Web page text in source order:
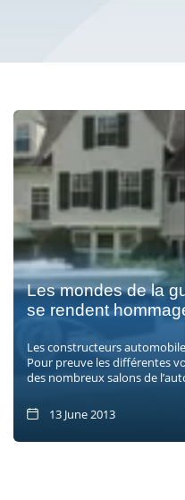
Les mondes de la
se rendent
Les constructeurs
Pour preuve les différentes
des nombreux salons de
13 June 2013